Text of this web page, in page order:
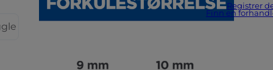
Registrer
Finn en